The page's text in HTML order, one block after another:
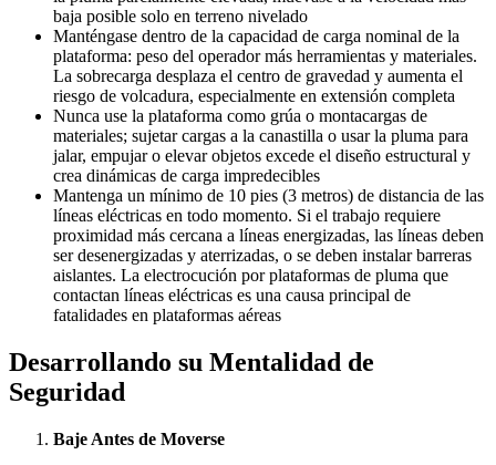
baja posible solo en terreno nivelado
Manténgase dentro de la capacidad de carga nominal de la
plataforma: peso del operador más herramientas y materiales.
La sobrecarga desplaza el centro de gravedad y aumenta el
riesgo de volcadura, especialmente en extensión completa
Nunca use la plataforma como grúa o montacargas de
materiales; sujetar cargas a la canastilla o usar la pluma para
jalar, empujar o elevar objetos excede el diseño estructural y
crea dinámicas de carga impredecibles
Mantenga un mínimo de 10 pies (3 metros) de distancia de las
líneas eléctricas en todo momento. Si el trabajo requiere
proximidad más cercana a líneas energizadas, las líneas deben
ser desenergizadas y aterrizadas, o se deben instalar barreras
aislantes. La electrocución por plataformas de pluma que
contactan líneas eléctricas es una causa principal de
fatalidades en plataformas aéreas
Desarrollando su Mentalidad de
Seguridad
Baje Antes de Moverse